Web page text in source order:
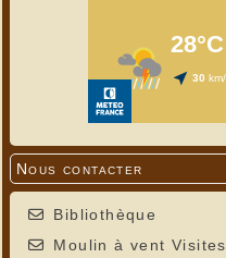
Nous contacter
Bibliothèque
Moulin à vent Visites